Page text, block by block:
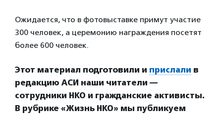
Ожидается, что в фотовыставке примут участие
300 человек, а церемонию награждения посетят
более 600 человек.
Этот материал подготовили и прислали в
редакцию АСИ наши читатели —
сотрудники НКО и гражданские активисты.
В рубрике «Жизнь НКО» мы публикуем